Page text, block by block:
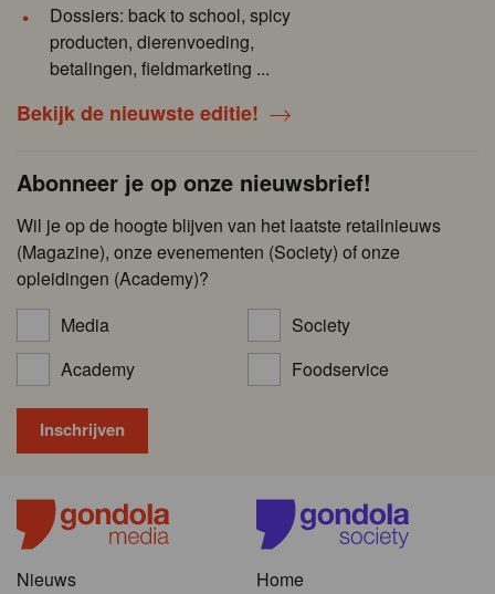
Dossiers: back to school, spicy
producten, dierenvoeding,
betalingen, fieldmarketing ...
Bekijk de nieuwste editie!
Abonneer je op onze nieuwsbrief!
Wil je op de hoogte blijven van het laatste retailnieuws
(Magazine), onze evenementen (Society) of onze
opleidingen (Academy)?
Media
Society
Academy
Foodservice
Nieuws
Home